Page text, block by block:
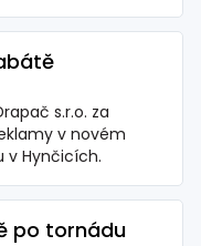
s.r.o. za
v novém
v Hynčicích.
po tornádu